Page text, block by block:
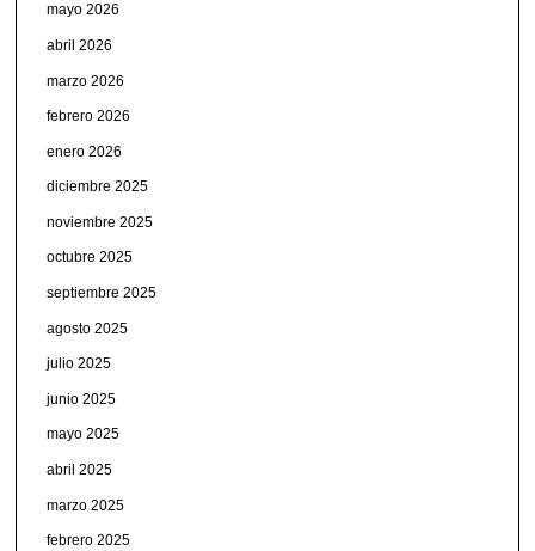
mayo 2026
abril 2026
marzo 2026
febrero 2026
enero 2026
diciembre 2025
noviembre 2025
octubre 2025
septiembre 2025
agosto 2025
julio 2025
junio 2025
mayo 2025
abril 2025
marzo 2025
febrero 2025